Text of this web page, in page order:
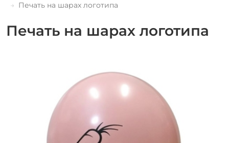
Печать на шарах логотипа
Печать на шарах логотипа